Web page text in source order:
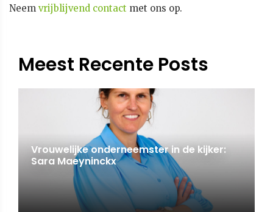
Neem vrijblijvend contact met ons op.
Meest Recente Posts
Vrouwelijke onderneemster in de kijker:
Sara Maeyninckx